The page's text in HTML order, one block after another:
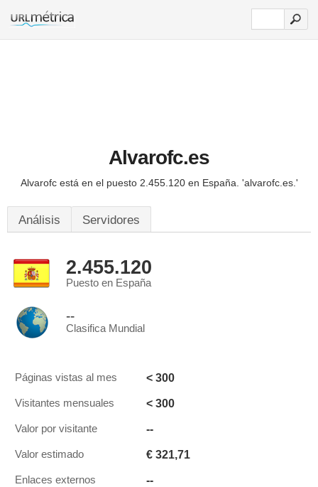
Alvarofc.es
Alvarofc está en el puesto 2.455.120 en España. 'alvarofc.es.'
Análisis Servidores
2.455.120
Puesto en España
--
Clasifica Mundial
Páginas vistas al mes < 300
Visitantes mensuales < 300
Valor por visitante --
Valor estimado € 321,71
Enlaces externos --